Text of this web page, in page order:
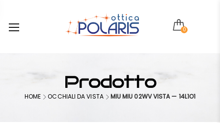
0
Prodotto
HOME OCCHIALI DA VISTA MIU MIU 02WV VISTA — 14L1O1